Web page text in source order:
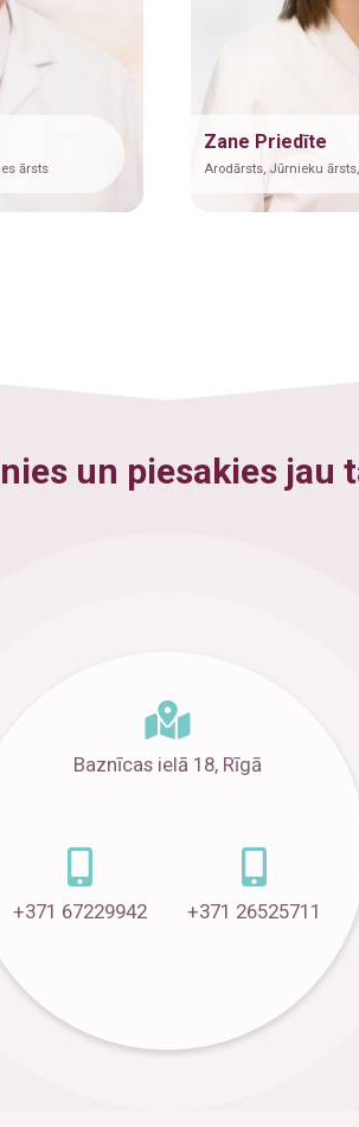
ārsts
Zane Priedīte
Arodārsts, Jūrnieku
un piesakies jau
Baznīcas ielā 18, Rīgā
+371 67229942 +371 26525711